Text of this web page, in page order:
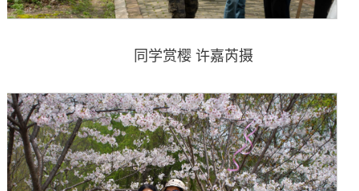
同学赏樱 许嘉芮摄